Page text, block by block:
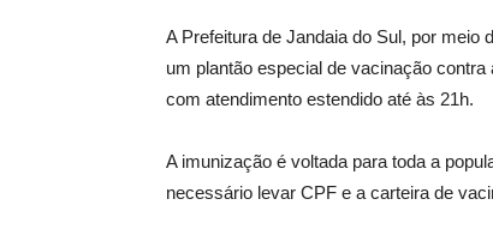
A Prefeitura de Jandaia do Sul, por meio
um plantão especial de vacinação
com atendimento estendido até às 21h.
A imunização é voltada para toda a
necessário levar CPF e a carteira de